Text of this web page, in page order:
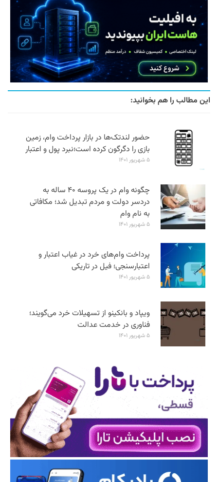
این مطالب را هم بخوانید:
حضور لندتک‌ها در بازار پرداخت وام، زمین
بازی را دگرگون کرده است؛نبرد پول و اعتبار
۵ شهریور ۱۴۰۱
چگونه وام در یک پروسه ۴۰ ساله به
دردسر دولت و مردم تبدیل شد؛ مکافاتی
به نام وام
۵ شهریور ۱۴۰۱
پرداخت وام‌های خرد در غیاب اعتبار و
اعتبارسنجی؛ فیل در تاریکی
۵ شهریور ۱۴۰۱
ویپاد و بانکینو از تسهیلات خرد می‌گویند؛
فناوری در خدمت عدالت
۵ شهریور ۱۴۰۱